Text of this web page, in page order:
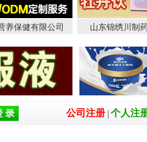
养保健有限公司 山东锦绣川制
公司注册 个人注